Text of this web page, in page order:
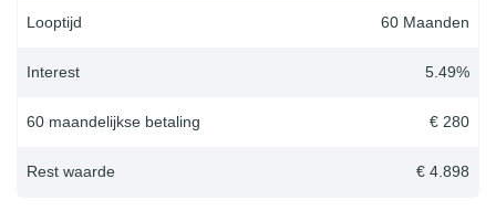
Looptijd 60 Maanden
Interest 5.49%
60 maandelijkse betaling € 280
Rest waarde € 4.898